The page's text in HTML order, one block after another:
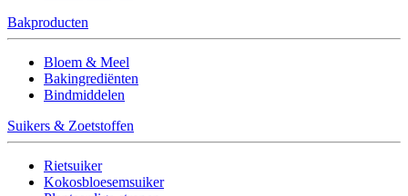
Bakproducten
Bloem & Meel
Bakingrediënten
Bindmiddelen
Suikers & Zoetstoffen
Rietsuiker
Kokosbloesemsuiker